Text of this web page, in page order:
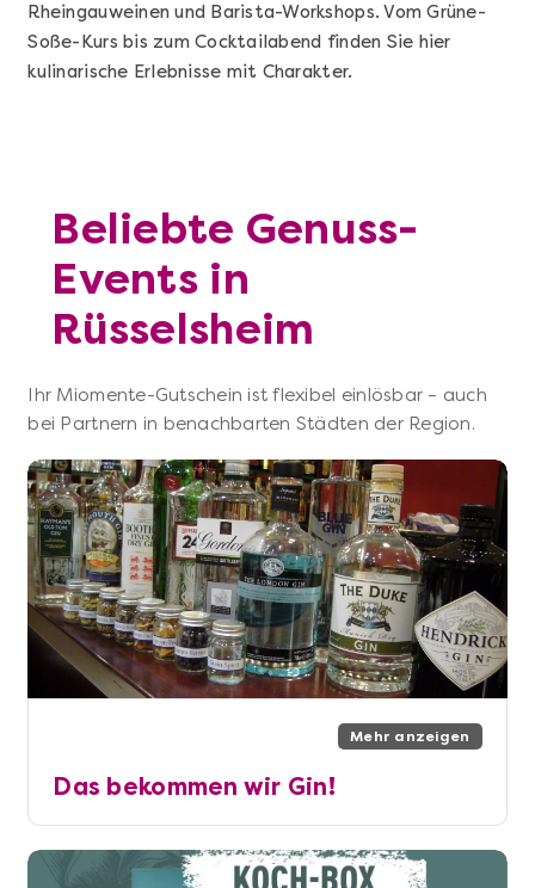
Rheingauweinen und Barista-Workshops. Vom Grüne-
Soße-Kurs bis zum Cocktailabend finden Sie hier
kulinarische Erlebnisse mit Charakter.
Beliebte Genuss-
Events in
Rüsselsheim
Ihr Miomente-Gutschein ist flexibel einlösbar – auch
bei Partnern in benachbarten Städten der Region.
Mehr anzeigen
Das bekommen wir Gin!